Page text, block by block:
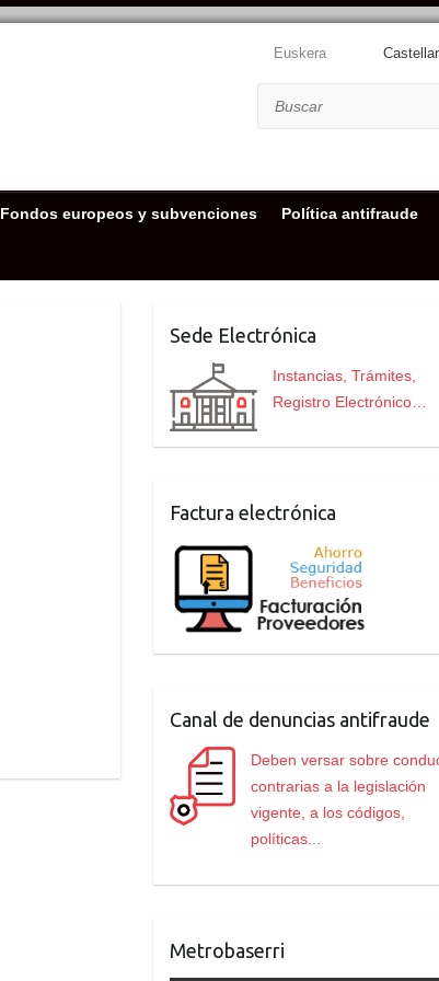
Euskera
Fondos europeos y subvenciones Política antifraude
Sede Electrónica
Instancias, Trámites,
Registro Electrónico…
Factura electrónica
Canal de denuncias antifraude
Deben versar sobre
contrarias a la legislación
vigente, a los códigos,
políticas...
Metrobaserri